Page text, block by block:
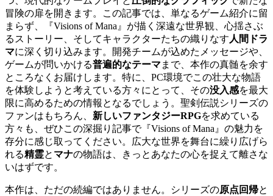
冒険の扉を開きます。この記事では、単なるゲーム紹介に留
まらず、『Visions of Mana』が描く深遠な世界観、心揺さぶ
るストーリー、そしてキャラクターたちの織りなす 人間ドラ
マに深く切り込みます。開発チームが込めたメッセージや、
ゲームが問いかける普遍的なテーマ まで、本作の真髄を余す
ところなくお届けします。特に、PC環境でこの壮大な物語
を体験しようと考えている方々にとって、その没入感を最大
限に高めるための情報となるでしょう。聖剣伝説シリーズの
ファンはもちろん、 新しいファンタジーRPGを求めている
方々も、ぜひこの深掘り記事で『Visions of Mana』の魅力を
存分に感じ取ってください。広大な世界を舞台に繰り広げら
れる精霊と マナの物語は、きっとあなたの心を捉えて離さな
いはずです。
本作は、ただの続編ではありません。シリーズの原点回帰と